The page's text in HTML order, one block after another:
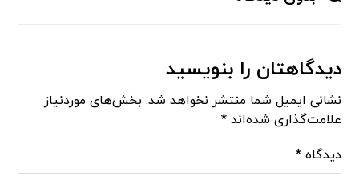
دیدگاهتان را بنویسید
نشانی ایمیل شما منتشر نخواهد شد. بخش‌های موردنیاز
علامت‌گذاری شده‌اند*
دیدگاه*